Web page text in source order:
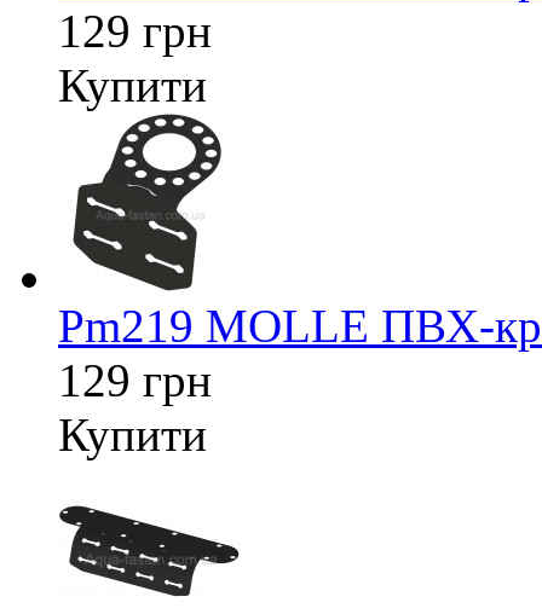
129 грн
Купити
Pm219 MOLLE ПВХ-
129 грн
Купити